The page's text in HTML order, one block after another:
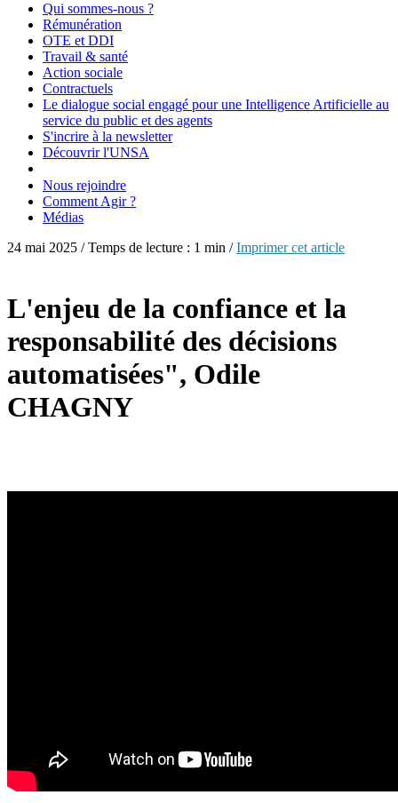
Qui sommes-nous ?
Rémunération
OTE et DDI
Travail & santé
Action sociale
Contractuels
Le dialogue social engagé pour une Intelligence Artificielle au
service du public et des agents
S'incrire à la newsletter
Découvrir l'UNSA
Nous rejoindre
Comment Agir ?
Médias
24 mai 2025 / Temps de lecture : 1 min /Imprimer cet article
L'enjeu de la confiance et la
responsabilité des décisions
automatisées", Odile
CHAGNY